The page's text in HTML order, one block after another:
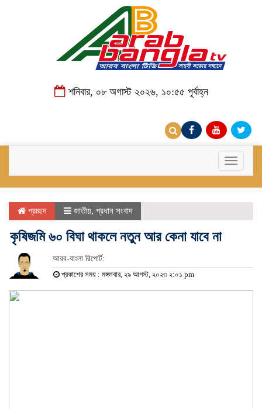
শনিবার, ০৮ অগাস্ট ২০২৬, ১০:৫৫ পূর্বাহ্ন
Toggle
প্রচ্ছদ জাতীয়, প্রধান সংবাদ
কৃষিজমি ৬০ বিঘা থাকলে নতুন আর কেনা যাবে না
আরব-বাংলা রিপোর্ট:
প্রকাশের সময় : মঙ্গলবার, ২৯ আগস্ট, ২০২৩ ২:০১ pm